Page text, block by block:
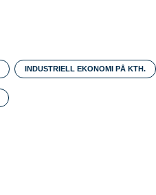
INDUSTRIELL EKONOMI PÅ KTH.